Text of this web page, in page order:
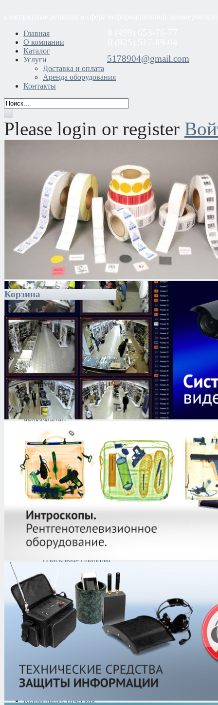
5178904@gmail.com
Главная
О компании
Каталог
Услуги
Доставка и оплата
Аренда оборудования
Контакты
Please login or register
Корзина
Каталог
Антитеррористическое
оборудование
Поиск и выявление
каналов утечки
информации
Автоматизированные
программно-
аппаратные
комплексы
Анализаторы спектра
реального времени
Программно-
аппаратные
комплексы для
исследования
Специальное
программное
обеспечение
Многофункциональные
поисковые приборы
локаторы
Анализаторы
проводных линий
Скоростные
поисковые
приемники,
индикаторы поля и
частотомеры
Обнаружители
Имитаторы
Технические средства
защиты информации
Тепловизоры
Криминалистическая